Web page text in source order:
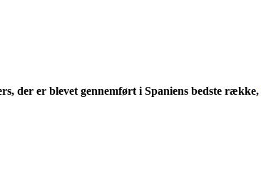
der er blevet gennemført i Spaniens bedste række,